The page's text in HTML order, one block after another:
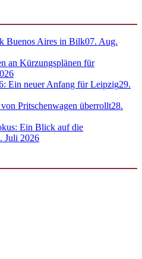
Buenos Aires in Bilk07. Aug.
an Kürzungsplänen für
Ein neuer Anfang für Leipzig29.
Pritschenwagen überrollt28.
Ein Blick auf die
Juli 2026